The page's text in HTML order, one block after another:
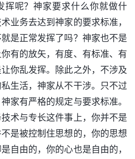
挥呢？神家要求什么你就做什
业务去达到神家的要求标准，
是正常发挥了吗？神家也不是
有的放矢，有度、有标准、有
你乱发挥。除此之外，不涉及
生活，神家从不干涉。只不过
家有严格的规定与要求标准。
术与专长这件事上，你并不是
是被控制住思想的，你的思想
自由的，你的心也是自由的，